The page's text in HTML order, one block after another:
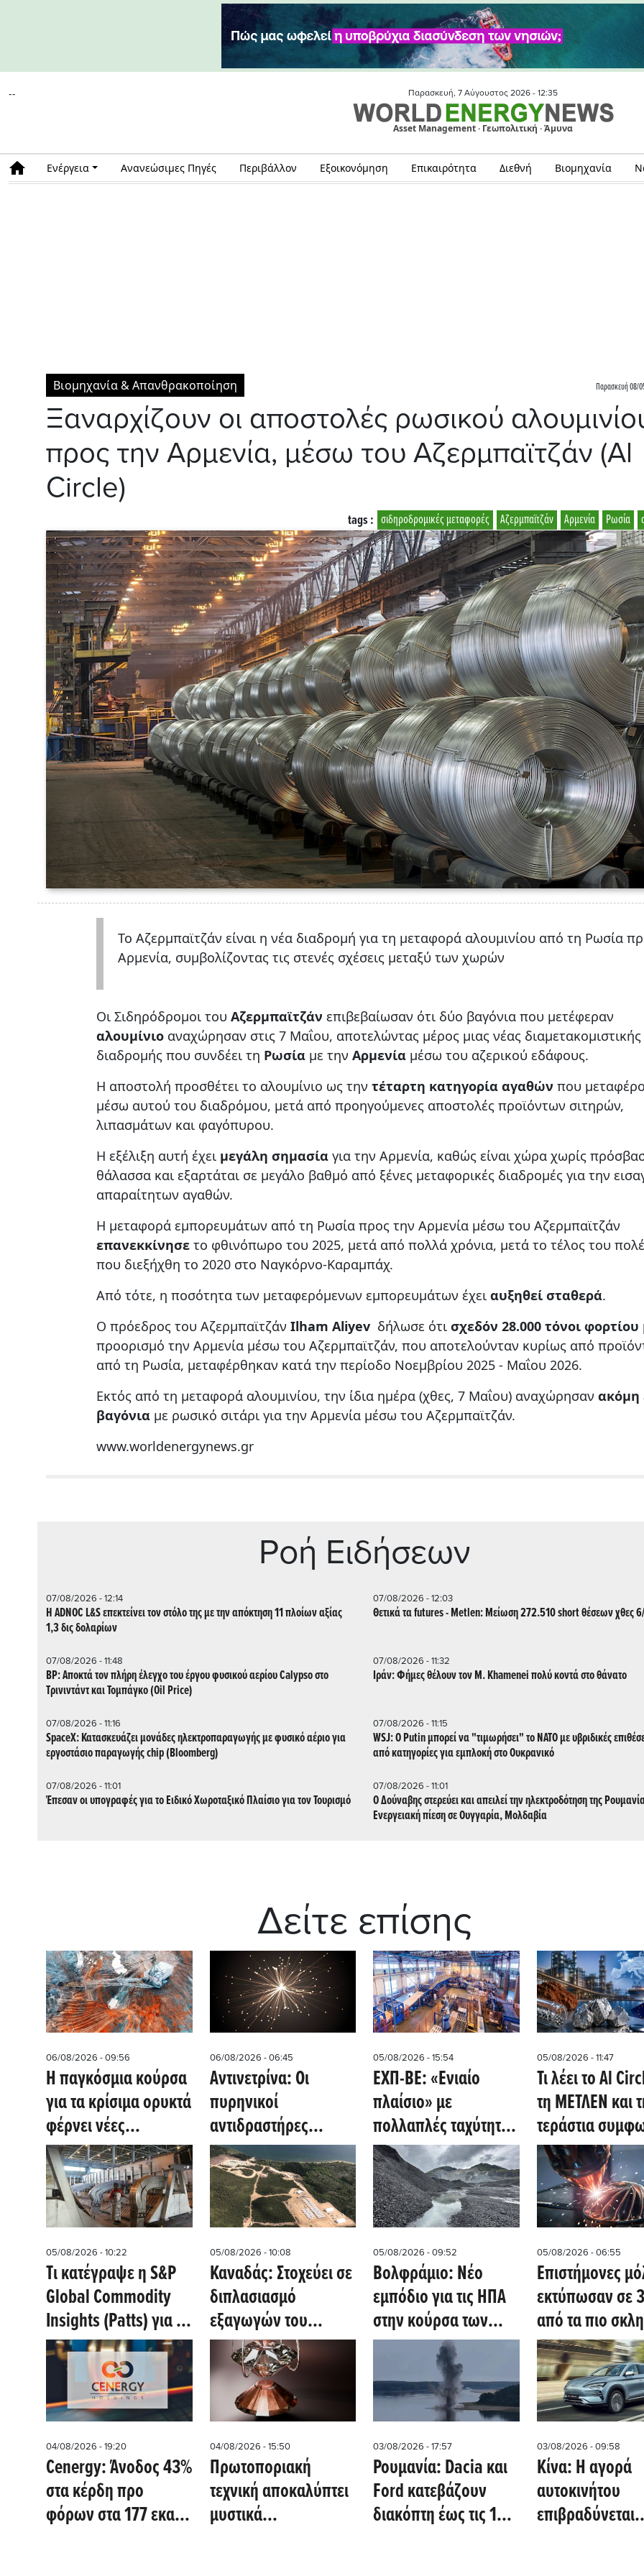
-- Παρασκευή, 7 Αύγουστος 2026 - 12:35
Asset Management · Γεωπολιτική · Άμυνα
Ενέργεια Ανανεώσιμες Πηγές Περιβάλλον Εξοικονόμηση Επικαιρότητα Διεθνή Βιομηχανία
Βιομηχανία & Απανθρακοποίηση Παρασκευή 08/
Ξαναρχίζουν οι αποστολές ρωσικού
προς την Αρμενία, μέσω του Αζερμπαϊτζάν (Al
Circle)
Ρωσία
Αρμενία
Αζερμπαϊτζάν
σιδηροδρομικές μεταφορές
tags :
Το Αζερμπαϊτζάν είναι η νέα διαδρομή για τη μεταφορά αλουμινίου από τη Ρωσία
Αρμενία, συμβολίζοντας τις στενές σχέσεις μεταξύ των χωρών
Οι Σιδηρόδρομοι του Αζερμπαϊτζάν επιβεβαίωσαν ότι δύο βαγόνια που μετέφεραν
αλουμίνιο αναχώρησαν στις 7 Μαΐου, αποτελώντας μέρος μιας νέας διαμετακομιστικής
διαδρομής που συνδέει τη Ρωσία με την Αρμενία μέσω του αζερικού εδάφους.
Η αποστολή προσθέτει το αλουμίνιο ως την τέταρτη κατηγορία αγαθών που
μέσω αυτού του διαδρόμου, μετά από προηγούμενες αποστολές προϊόντων σιτηρών,
λιπασμάτων και φαγόπυρου.
Η εξέλιξη αυτή έχει μεγάλη σημασία για την Αρμενία, καθώς είναι χώρα χωρίς
θάλασσα και εξαρτάται σε μεγάλο βαθμό από ξένες μεταφορικές διαδρομές για την
απαραίτητων αγαθών.
Η μεταφορά εμπορευμάτων από τη Ρωσία προς την Αρμενία μέσω του Αζερμπαϊτζάν
επανεκκίνησε το φθινόπωρο του 2025, μετά από πολλά χρόνια, μετά το τέλος του
που διεξήχθη το 2020 στο Ναγκόρνο-Καραμπάχ.
Από τότε, η ποσότητα των μεταφερόμενων εμπορευμάτων έχει αυξηθεί σταθερά.
Ο πρόεδρος του Αζερμπαϊτζάν Ilham Aliyev δήλωσε ότι σχεδόν 28.000 τόνοι φορτίου
προορισμό την Αρμενία μέσω του Αζερμπαϊτζάν, που αποτελούνταν κυρίως από
από τη Ρωσία, μεταφέρθηκαν κατά την περίοδο Νοεμβρίου 2025 - Μαΐου 2026.
Εκτός από τη μεταφορά αλουμινίου, την ίδια ημέρα (χθες, 7 Μαΐου) αναχώρησαν ακόμη
βαγόνια με ρωσικό σιτάρι για την Αρμενία μέσω του Αζερμπαϊτζάν.
www.worldenergynews.gr
Ρoή Ειδήσεων
07/08/2026 - 12:14
Η ADNOC L&S επεκτείνει τον στόλο της με την απόκτηση 11 πλοίων αξίας
1,3 δις δολαρίων
07/08/2026 - 12:03
Θετικά τα futures - Metlen: Μείωση 272.510 short θέσεων χθες
07/08/2026 - 11:48
BP: Αποκτά τον πλήρη έλεγχο του έργου φυσικού αερίου Calypso στο
Τρινιντάντ και Τομπάγκο (Oil Price)
07/08/2026 - 11:32
Ιράν: Φήμες θέλουν τον Μ. Khamenei πολύ κοντά στο θάνατο
07/08/2026 - 11:16
SpaceX: Κατασκευάζει μονάδες ηλεκτροπαραγωγής με φυσικό αέριο για
εργοστάσιο παραγωγής chip (Bloomberg)
07/08/2026 - 11:15
WSJ: Ο Putin μπορεί να "τιμωρήσει" το ΝΑΤΟ με υβριδικές
από κατηγορίες για εμπλοκή στο Ουκρανικό
07/08/2026 - 11:01
Έπεσαν οι υπογραφές για το Ειδικό Χωροταξικό Πλαίσιο για τον Τουρισμό
07/08/2026 - 11:01
Ο Δούναβης στερεύει και απειλεί την ηλεκτροδότηση της
Ενεργειακή πίεση σε Ουγγαρία, Μολδαβία
Δείτε επίσης
06/08/2026 - 09:56
Η παγκόσμια κούρσα
για τα κρίσιμα ορυκτά
φέρνει νέες
επενδύσεις στο
Μαλάουι
06/08/2026 - 06:45
Αντινετρίνα: Οι
πυρηνικοί
αντιδραστήρες
συνεχίζουν να
«μιλούν» μετά το
κλείσιμό τους
05/08/2026 - 15:54
ΕΧΠ-ΒΕ: «Ενιαίο
πλαίσιο» με
πολλαπλές ταχύτητες
- Η μάχη για το άρθρο
10.3.ε
05/08/2026 - 11:47
Τι λέει το Al
τη ΜΕΤΛΕΝ και
τεράστια
προμήθειας
στις ΗΠΑ
05/08/2026 - 10:22
Tι κατέγραψε η S&P
Global Commodity
Insights (Patts) για το
Slovalco, εργοστάσιο
αλουμινίου
05/08/2026 - 10:08
Καναδάς: Στοχεύει σε
διπλασιασμό
εξαγωγών του
ουρανίου έως το
2035 (mining.com)
05/08/2026 - 09:52
Βολφράμιο: Νέο
εμπόδιο για τις ΗΠΑ
στην κούρσα των
κρίσιμων ορυκτών
(Oil Price)
05/08/2026 - 06:55
Επιστήμονες
εκτύπωσαν σε
από τα πιο
μέταλλα στη Γη
04/08/2026 - 19:20
Cenergy: Άνοδος 43%
στα κέρδη προ
φόρων στα 177 εκατ.
04/08/2026 - 15:50
Πρωτοποριακή
τεχνική αποκαλύπτει
μυστικά
03/08/2026 - 17:57
Ρουμανία: Dacia και
Ford κατεβάζουν
διακόπτη έως τις 19
03/08/2026 - 09:58
Κίνα: Η αγορά
αυτοκινήτου
επιβραδύνεται